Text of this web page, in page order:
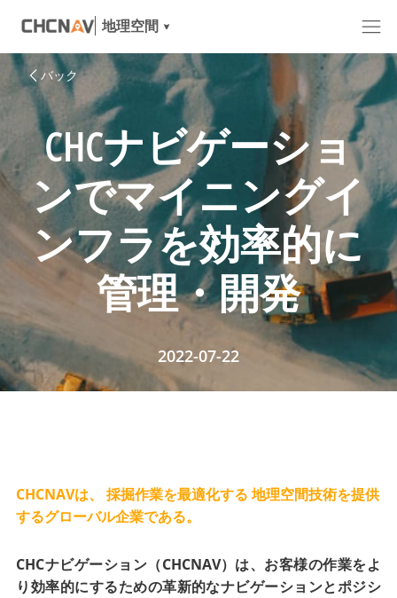
地理空間
バック
CHCナビゲーショ
ンでマイニングイ
ンフラを効率的に
管理・開発
2022-07-22
CHCNAVは、採掘作業を最適化する地理空間技術を提供
するグローバル企業である。
CHCナビゲーション（CHCNAV）は、お客様の作業をよ
り効率的にするための革新的なナビゲーションとポジシ